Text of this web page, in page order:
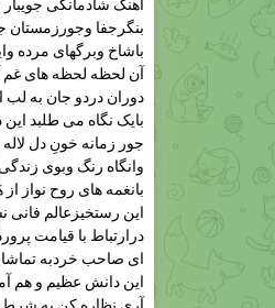
آن لحظه لحظه های غم
دوران دردو جان به لب
بایک نگاه می طلبد این
جور زمانه خونِ دل لاله
وانگاه رنگ وبوی
بانغمه های روح نواز از
این رستخیزعالم فانی
درارتباط با قیامت
ای صاحب خردبه تماشا
این دانش عظیم و هم
آری نظاره کن به
درآیه آیه های بهار
اوازعدم پدید و